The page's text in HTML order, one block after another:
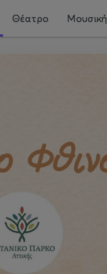
Θέατρο Μουσική